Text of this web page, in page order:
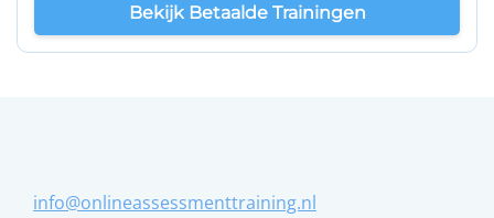
Bekijk Betaalde Trainingen
info@onlineassessmenttraining.nl